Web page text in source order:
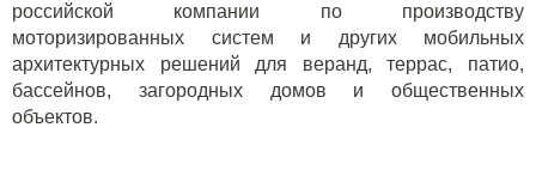
российской компании по производству
моторизированных систем и других мобильных
архитектурных решений для веранд, террас, патио,
бассейнов, загородных домов и общественных
объектов.